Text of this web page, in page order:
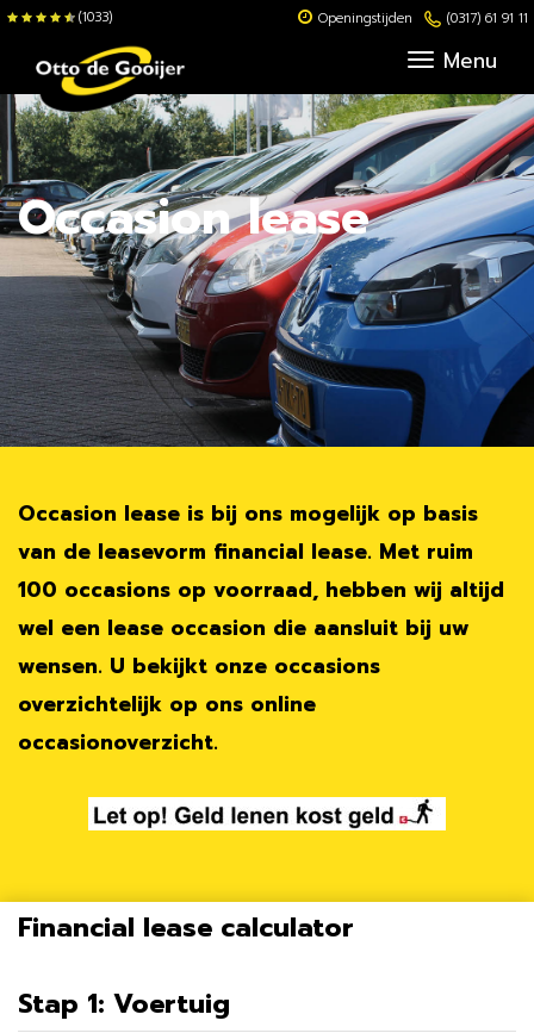
(1033) Openingstijden (0317) 61 91 11
Menu
Occasion lease
Occasion lease is bij ons mogelijk op basis
van de leasevorm financial lease. Met ruim
100 occasions op voorraad, hebben wij altijd
wel een lease occasion die aansluit bij uw
wensen. U bekijkt onze occasions
overzichtelijk op ons online
occasionoverzicht.
Financial lease calculator
Stap 1: Voertuig